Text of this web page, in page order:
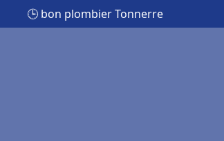
🕒 bon plombier Tonnerre